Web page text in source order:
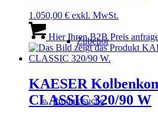
Zubehör
Produktsuche
1.050,00 € exkl. MwSt.
Hier Ihren B2B Preis
KAESER
CLASSIC 320/90 W